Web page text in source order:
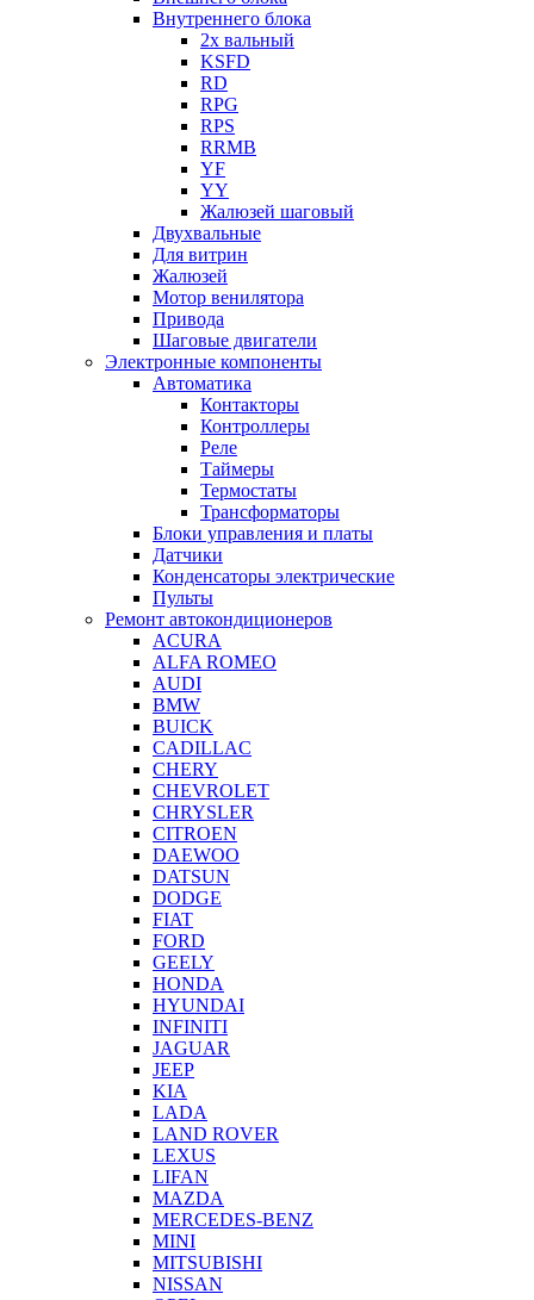
Внутреннего блока
2х вальный
KSFD
RD
RPG
RPS
RRMB
YF
YY
Жалюзей шаговый
Двухвальные
Для витрин
Жалюзей
Мотор венилятора
Привода
Шаговые двигатели
Электронные компоненты
Автоматика
Контакторы
Контроллеры
Реле
Таймеры
Термостаты
Трансформаторы
Блоки управления и платы
Датчики
Конденсаторы электрические
Пульты
Ремонт автокондиционеров
ACURA
ALFA ROMEO
AUDI
BMW
BUICK
CADILLAC
CHERY
CHEVROLET
CHRYSLER
CITROEN
DAEWOO
DATSUN
DODGE
FIAT
FORD
GEELY
HONDA
HYUNDAI
INFINITI
JAGUAR
JEEP
KIA
LADA
LAND ROVER
LEXUS
LIFAN
MAZDA
MERCEDES-BENZ
MINI
MITSUBISHI
NISSAN